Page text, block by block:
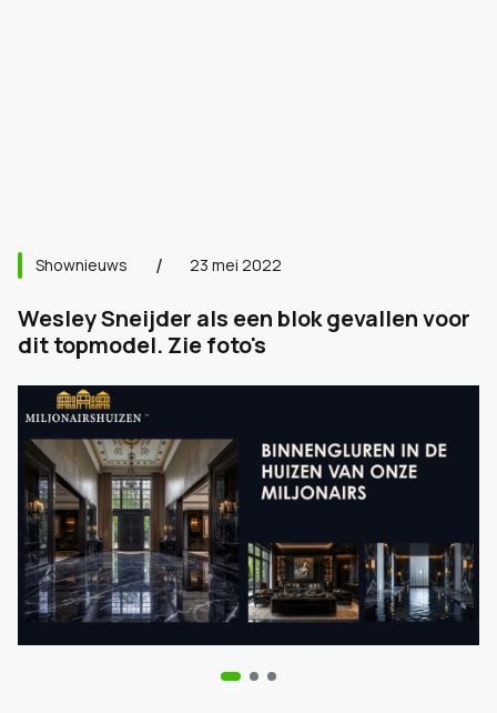
Shownieuws 23 mei 2022
Wesley Sneijder als een blok gevallen voor
dit topmodel. Zie foto's